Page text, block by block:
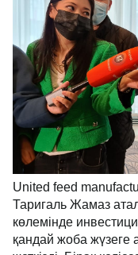
United feed
Таригаль Жамаз
көлемінде
қандай жоба